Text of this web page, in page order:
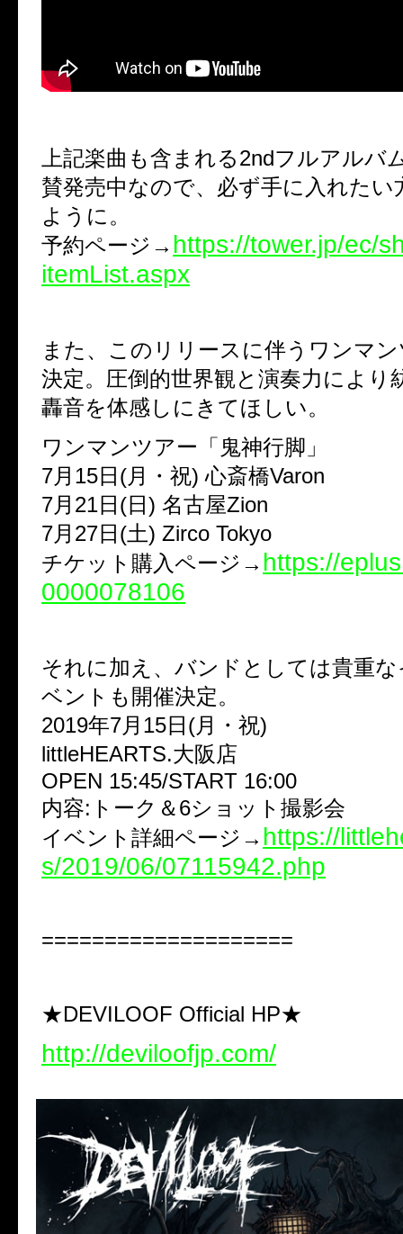
上記楽曲も含まれる2ndフルアルバ
賛発売中なので、必ず手に入れたい
ように。
予約ページ→ https://tower.jp/ec/
itemList.aspx
また、このリリースに伴うワンマ
決定。圧倒的世界観と演奏力により
轟音を体感しにきてほしい。
ワンマンツアー「鬼神行脚」
7月15日(月・祝) 心斎橋Varon
7月21日(日) 名古屋Zion
7月27日(土) Zirco Tokyo
チケット購入ページ→ https://
0000078106
それに加え、バンドとしては貴重
ベントも開催決定。
2019年7月15日(月・祝)
littleHEARTS.大阪店
OPEN 15:45/START 16:00
内容:トーク＆6ショット撮影会
イベント詳細ページ→ https://
s/2019/06/07115942.php
====================
★DEVILOOF Official HP★
http://deviloofjp.com/